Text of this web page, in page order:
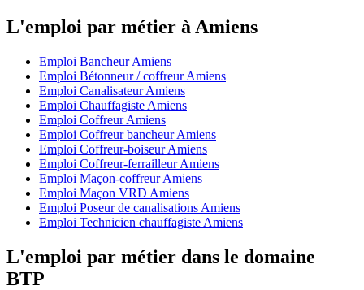
L'emploi par métier à Amiens
Emploi Bancheur Amiens
Emploi Bétonneur / coffreur Amiens
Emploi Canalisateur Amiens
Emploi Chauffagiste Amiens
Emploi Coffreur Amiens
Emploi Coffreur bancheur Amiens
Emploi Coffreur-boiseur Amiens
Emploi Coffreur-ferrailleur Amiens
Emploi Maçon-coffreur Amiens
Emploi Maçon VRD Amiens
Emploi Poseur de canalisations Amiens
Emploi Technicien chauffagiste Amiens
L'emploi par métier dans le domaine
BTP